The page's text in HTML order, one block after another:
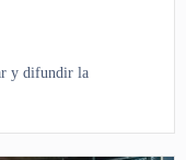
y difundir la